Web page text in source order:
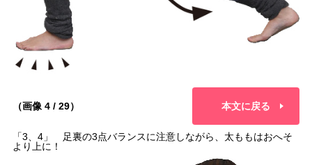
（画像 4 / 29） 本文に戻る
「3、4」 足裏の3点バランスに注意しながら、太ももはおへそ
より上に！